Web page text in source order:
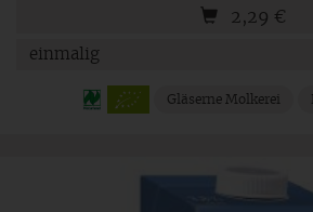
2,29 €
Gläserne Molkerei